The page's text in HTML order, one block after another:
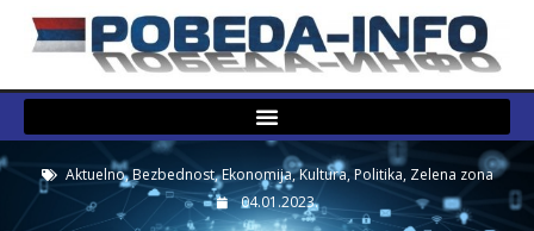
Aktuelno,Bezbednost,Ekonomija,Kultura,Politika, Zelena zona
04.01.2023.